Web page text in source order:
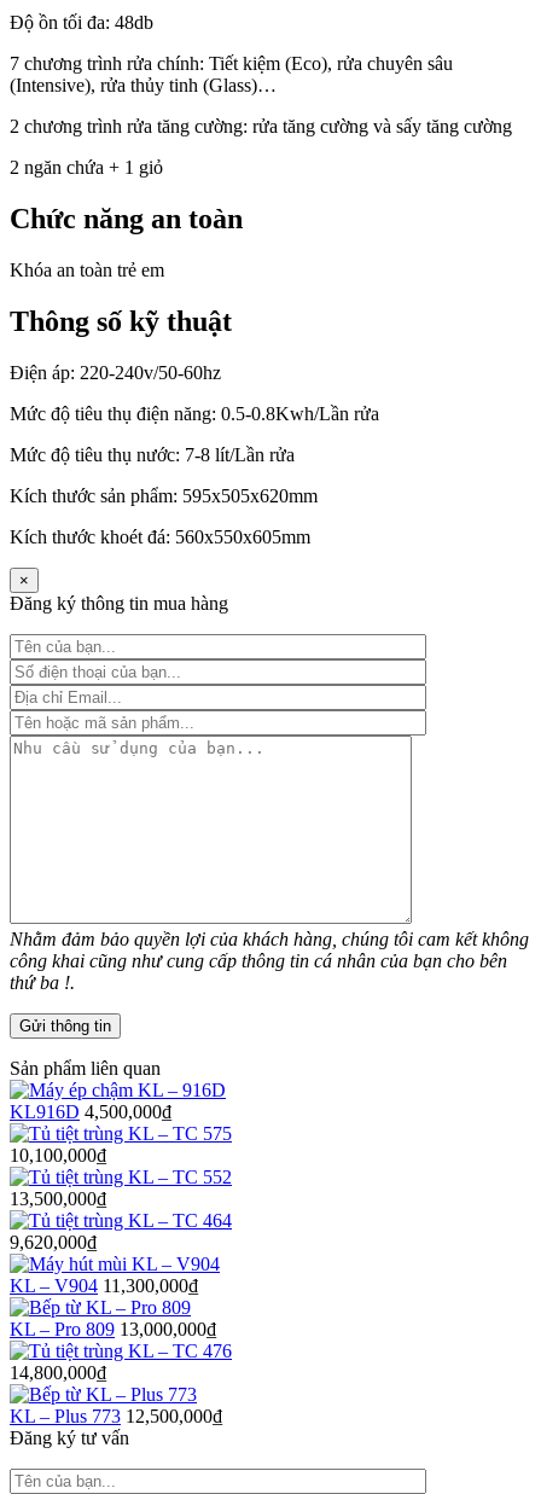
Độ ồn tối đa: 48db
7 chương trình rửa chính: Tiết kiệm (Eco), rửa chuyên sâu
(Intensive), rửa thủy tinh (Glass)…
2 chương trình rửa tăng cường: rửa tăng cường và sấy tăng cường
2 ngăn chứa + 1 giỏ
Chức năng an toàn
Khóa an toàn trẻ em
Thông số kỹ thuật
Điện áp: 220-240v/50-60hz
Mức độ tiêu thụ điện năng: 0.5-0.8Kwh/Lần rửa
Mức độ tiêu thụ nước: 7-8 lít/Lần rửa
Kích thước sản phẩm: 595x505x620mm
Kích thước khoét đá: 560x550x605mm
×
Đăng ký thông tin mua hàng
Nhằm đảm bảo quyền lợi của khách hàng, chúng tôi cam kết không
công khai cũng như cung cấp thông tin cá nhân của bạn cho bên
thứ ba !.
Sản phẩm liên quan
KL916D 4,500,000₫
10,100,000₫
13,500,000₫
9,620,000₫
KL – V904 11,300,000₫
KL – Pro 809 13,000,000₫
14,800,000₫
KL – Plus 773 12,500,000₫
Đăng ký tư vấn